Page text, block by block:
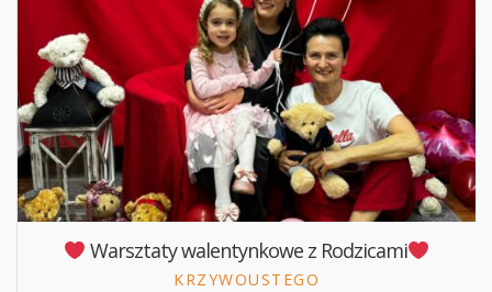
Warsztaty walentynkowe z Rodzicami
KRZYWOUSTEGO